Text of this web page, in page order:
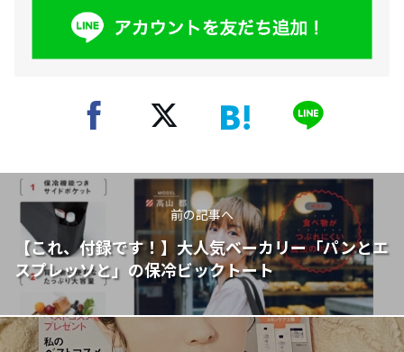
前の記事へ
【これ、付録です！】大人気ベーカリー「パンとエ
スプレッソと」の保冷ビックトート